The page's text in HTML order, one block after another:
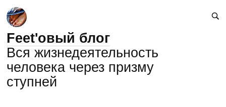
Feet'овый блог
Вся жизнедеятельность
человека через призму
ступней